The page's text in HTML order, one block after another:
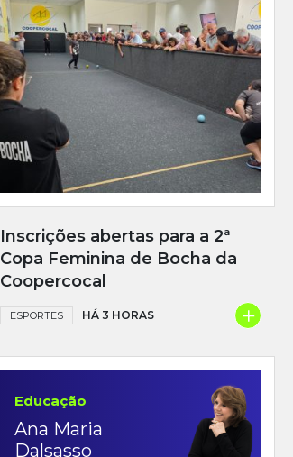
Inscrições abertas para a 2ª
Copa Feminina de Bocha da
Coopercocal
ESPORTES HÁ 3 HORAS +
Educação
Ana Maria
Dalsasso